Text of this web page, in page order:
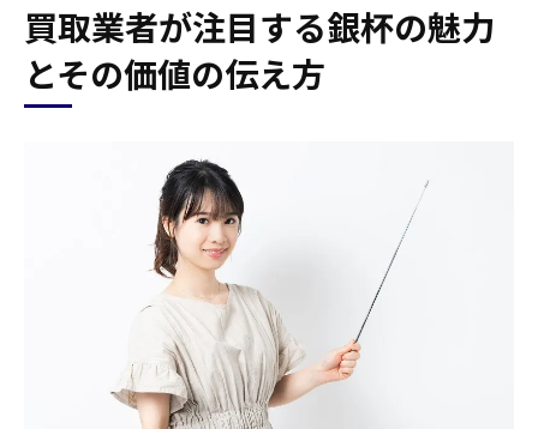
買取業者が注目する銀杯の魅力
とその価値の伝え方